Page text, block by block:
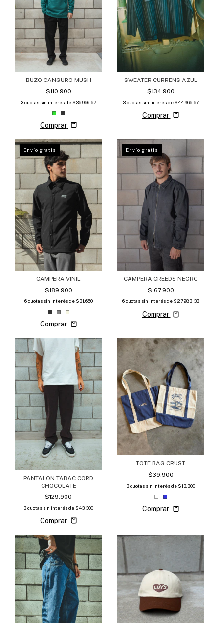
BUZO CANGURO MUSH
$110.900
3cuotas sin interés de $36.966,67
Comprar
SWEATER CURRENS AZUL
$134.900
3 cuotas sin interés de $44.966,67
Comprar
Envío gratis
CAMPERA VINIL
$189.900
6 cuotas sin interés de $31.650
Comprar
Envío gratis
CAMPERA CREEDS NEGRO
$167.900
6 cuotas sin interés de $27.983,33
Comprar
PANTALON TABAC CORD
CHOCOLATE
$129.900
3cuotas sin interés de $43.300
Comprar
TOTE BAG CRUST
$39.900
3cuotas sin interés de $13.300
Comprar